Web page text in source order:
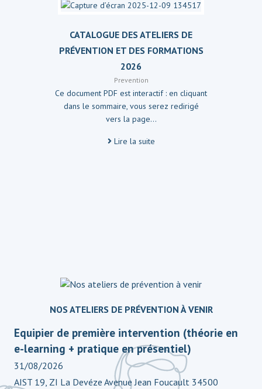
CATALOGUE DES ATELIERS DE
PRÉVENTION ET DES FORMATIONS
2026
Prevention
Ce document PDF est interactif : en cliquant
dans le sommaire, vous serez redirigé
vers la page…
Lire la suite
NOS ATELIERS DE PRÉVENTION À VENIR
Equipier de première intervention (théorie en
e-learning + pratique en présentiel)
31/08/2026
AIST 19, ZI La Devéze Avenue Jean Foucault 34500